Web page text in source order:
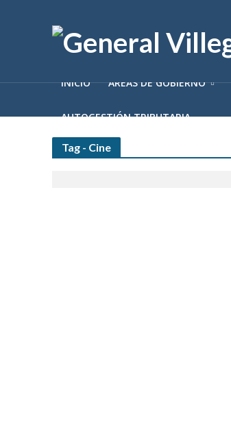
INICIO ÁREAS DE GOBIERNO
AUTOGESTIÓN TRIBUTARIA
Tag - Cine